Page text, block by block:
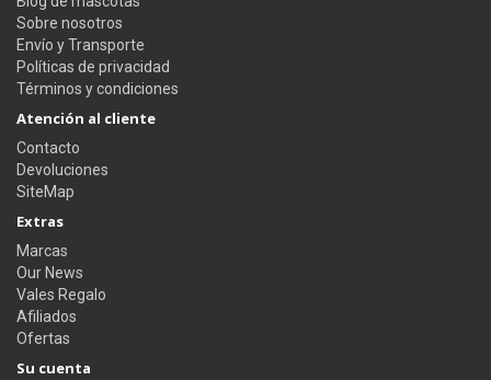
Sobre nosotros
Envío y Transporte
Políticas de privacidad
Términos y condiciones
Atención al cliente
Contacto
Devoluciones
SiteMap
Extras
Marcas
Our News
Vales Regalo
Afiliados
Ofertas
Su cuenta